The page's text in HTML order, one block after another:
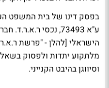
בפסק דינו של בית המשפט
ע"א 73493, נכסי
הישראלי [להלן - "פרשת
מלתקוע יתדות ולפסוק
וסיווגן בהיבט הקנייני.